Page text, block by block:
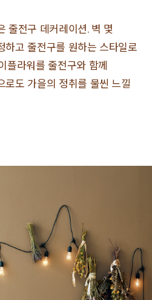
줄전구 데커레이션. 벽 몇
하고 줄전구를 원하는 스타일로
플라워를 줄전구와 함께
로도 가을의 정취를 물씬 느낄